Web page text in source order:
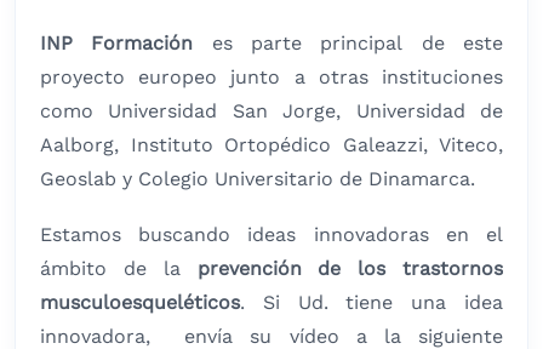
INP Formación es parte principal de este
proyecto europeo junto a otras instituciones
como Universidad San Jorge, Universidad de
Aalborg, Instituto Ortopédico Galeazzi, Viteco,
Geoslab y Colegio Universitario de Dinamarca.
Estamos buscando ideas innovadoras en el
ámbito de la prevención de los trastornos
musculoesqueléticos. Si Ud. tiene una idea
innovadora, envía su vídeo a la siguiente